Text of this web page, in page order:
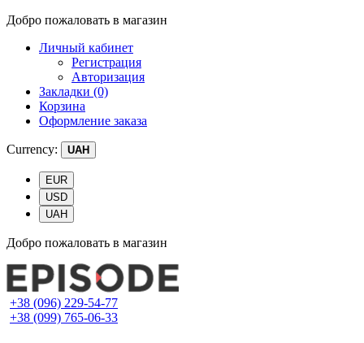
Добро пожаловать в магазин
Личный кабинет
Регистрация
Авторизация
Закладки (0)
Корзина
Оформление заказа
Currency: UAH
EUR
USD
UAH
Добро пожаловать в магазин
+38 (096) 229-54-77
+38 (099) 765-06-33